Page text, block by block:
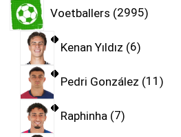
Voetballers 2995
Kenan Yıldız 6
Pedri González 11
Raphinha 7